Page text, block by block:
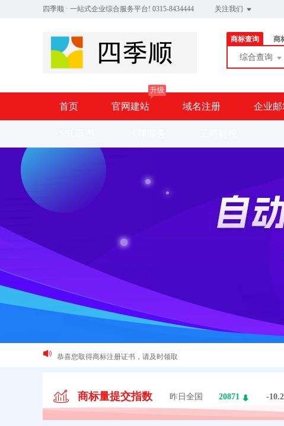
四季顺 · 一站式企业综合服务平台! 0315-8434444 关注我们
商标查询 商
综合查询
首页 官网建站
升级
域名注册 企业邮
这些logo背后竟有这样的含义？
恭喜您取得商标注册证书，请及时领取
商标量提交指数 昨日全国 20871 -